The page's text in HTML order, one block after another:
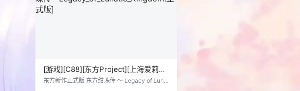
[游戏][C88][东方Project][上海爱莉丝
幻乐团][th15东方绀珠传正式版][东方
东方新作正式版 东方绀珠传 ～ Legacy of Lunat